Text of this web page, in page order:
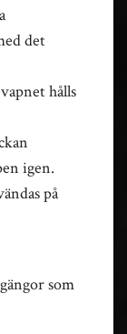
det
hålls
igen.
på
som